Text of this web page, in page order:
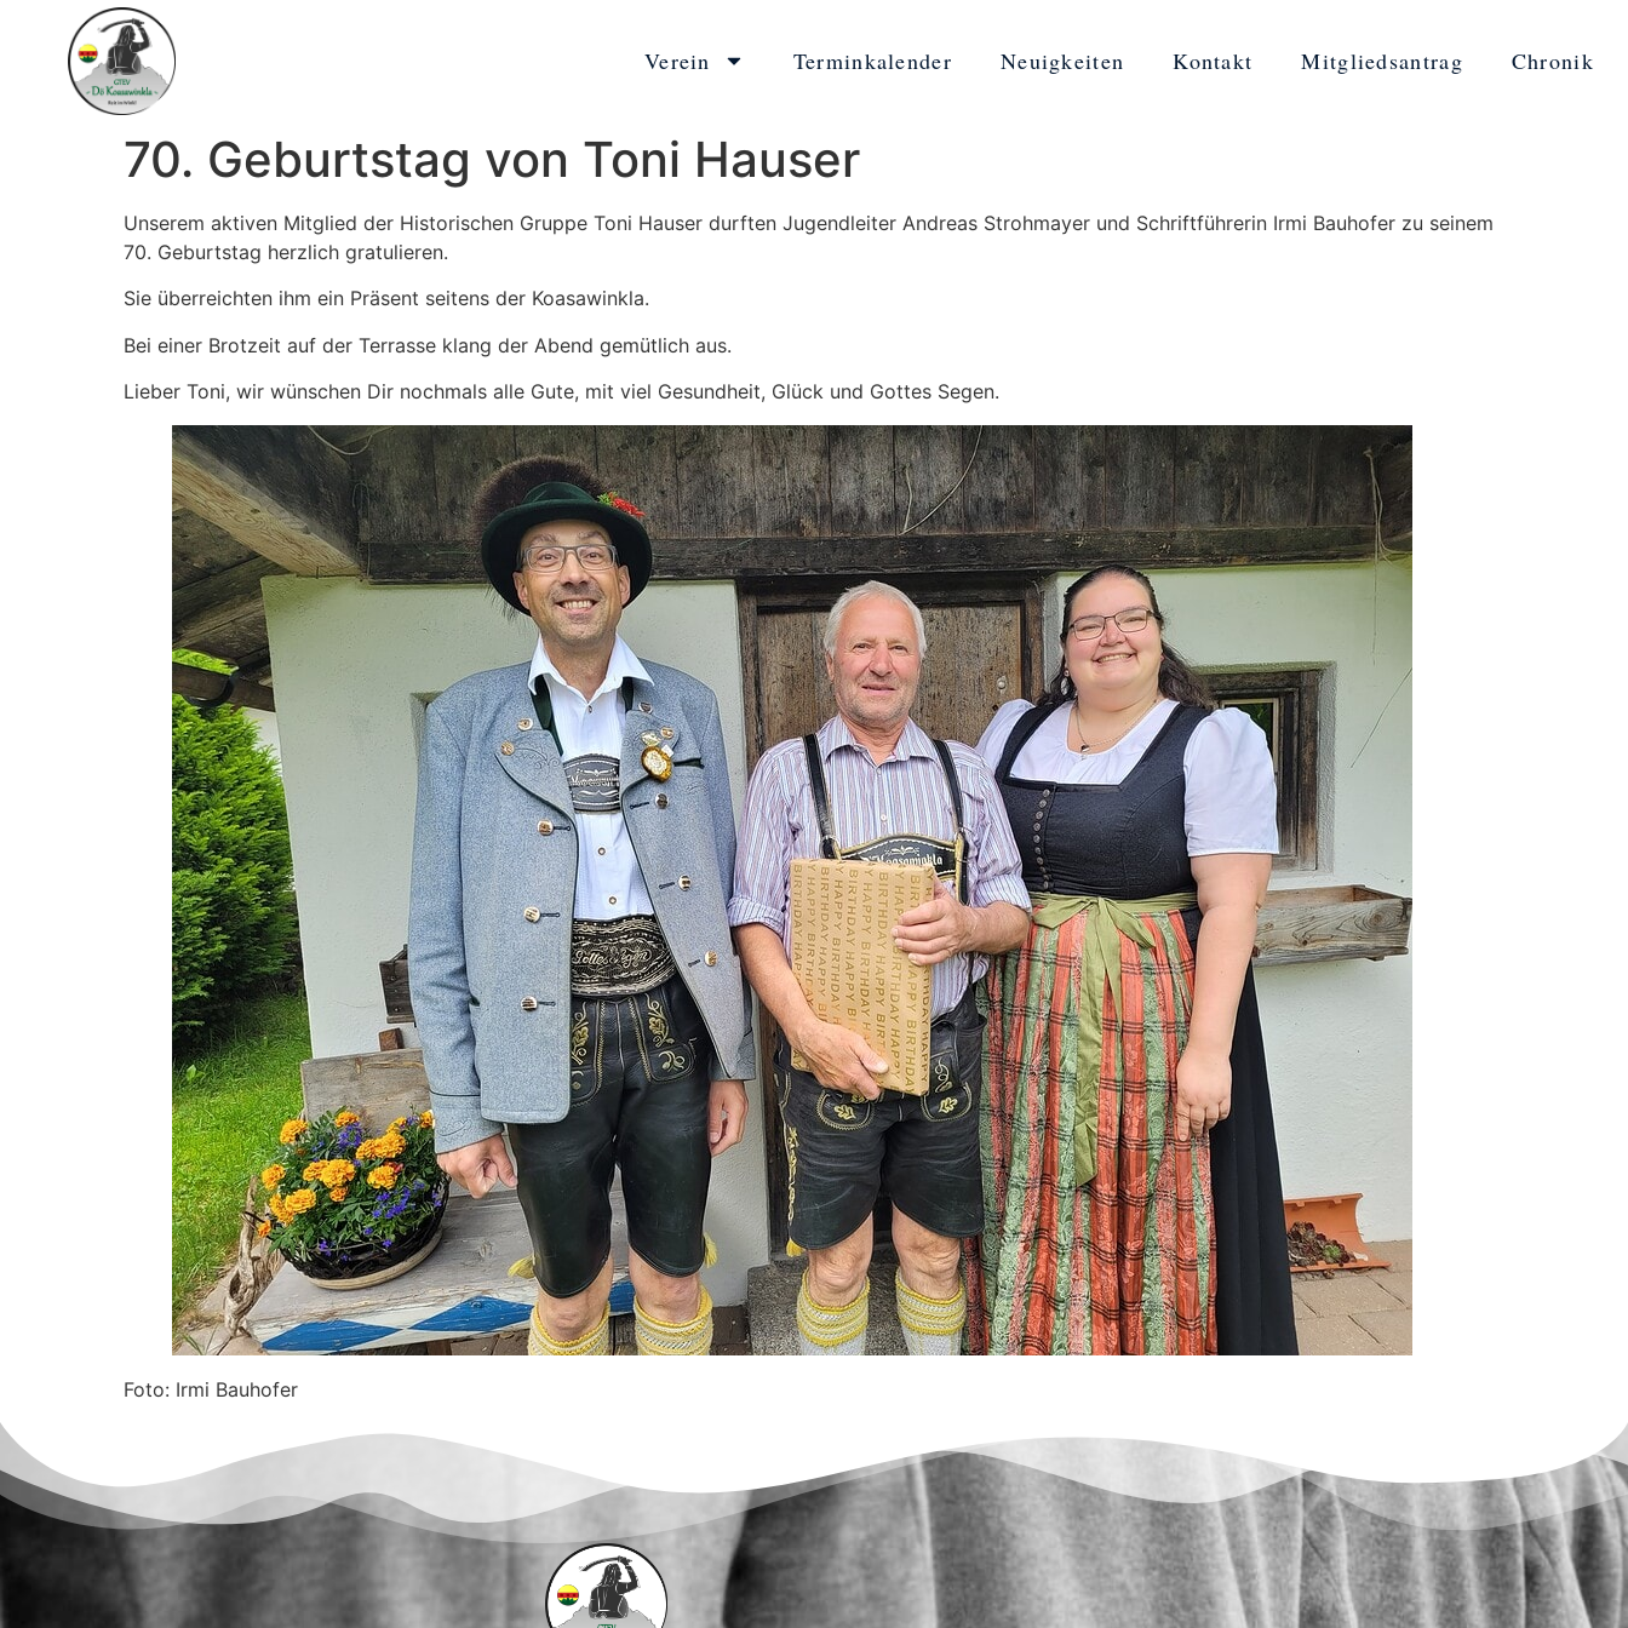
Verein Terminkalender Neuigkeiten Kontakt Mitgliedsantrag Chronik
70. Geburtstag von Toni Hauser
Unserem aktiven Mitglied der Historischen Gruppe Toni Hauser durften Jugendleiter Andreas Strohmayer und Schriftführerin Irmi Bauhofer zu seinem
70. Geburtstag herzlich gratulieren.
Sie überreichten ihm ein Präsent seitens der Koasawinkla.
Bei einer Brotzeit auf der Terrasse klang der Abend gemütlich aus.
Lieber Toni, wir wünschen Dir nochmals alle Gute, mit viel Gesundheit, Glück und Gottes Segen.
Foto: Irmi Bauhofer